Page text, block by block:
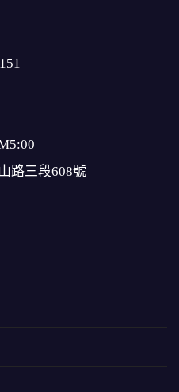
路三段608號